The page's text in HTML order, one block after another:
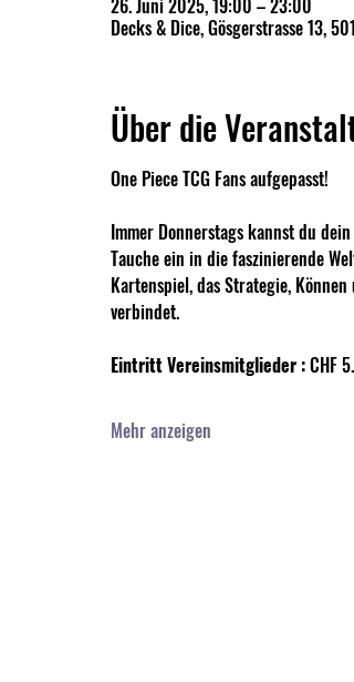
26. Juni 2025, 19:00 – 23:00
Decks & Dice, Gösgerstrasse 13,
Über die
One Piece TCG Fans aufgepasst!
Immer Donnerstags kannst du
Tauche ein in die faszinierende
Kartenspiel, das Strategie,
verbindet.
Eintritt Vereinsmitglieder : CHF
Mehr anzeigen